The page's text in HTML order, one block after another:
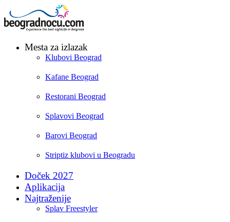
Mesta za izlazak
Klubovi Beograd
Kafane Beograd
Restorani Beograd
Splavovi Beograd
Barovi Beograd
Striptiz klubovi u Beogradu
Doček 2027
Aplikacija
Najtraženije
Splav Freestyler